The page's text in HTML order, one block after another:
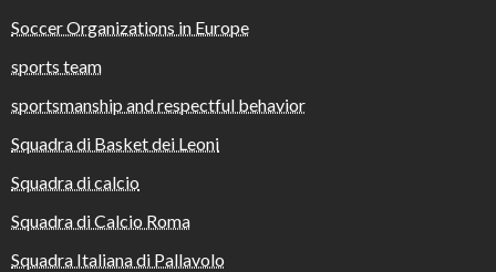
Soccer Organizations in Europe
sports team
sportsmanship and respectful behavior
Squadra di Basket dei Leoni
Squadra di calcio
Squadra di Calcio Roma
Squadra Italiana di Pallavolo